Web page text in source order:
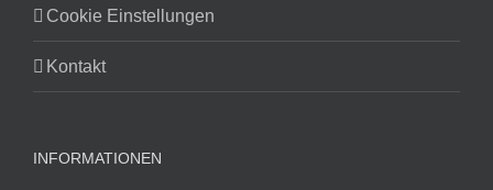
Cookie Einstellungen
Kontakt
INFORMATIONEN